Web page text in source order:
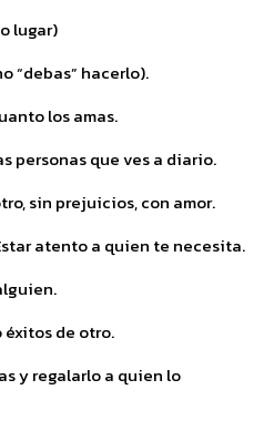
lugar)
“debas” hacerlo).
los amas.
personas que ves a diario.
sin prejuicios, con amor.
atento a quien te necesita.
éxitos de otro.
y regalarlo a quien lo